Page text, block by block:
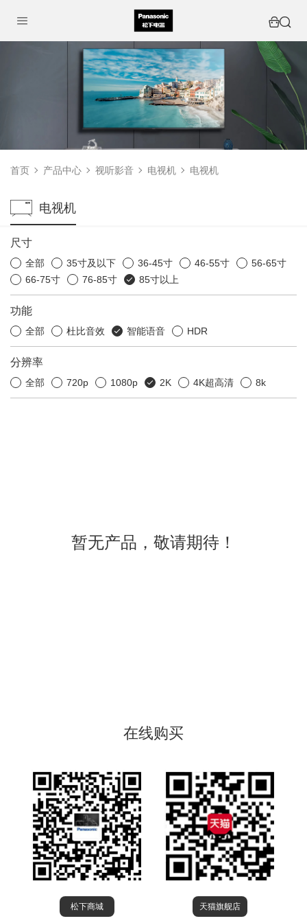
首页 产品中心 视听影音 电视机 电视机
电视机
尺寸
全部 35寸及以下 36-45寸 46-55寸
56-65寸
66-75寸
76-85寸 85寸以上
功能
全部 杜比音效 智能语音 HDR
分辨率
全部 720p 1080p 2K 4K超高清 8k
暂无产品，敬请期待！
在线购买
松下商城 天猫旗舰店